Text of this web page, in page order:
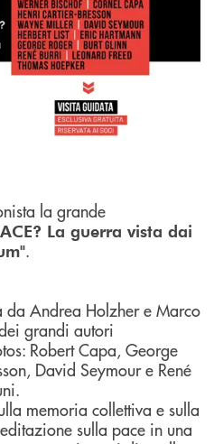
la grande
La guerra vista dai
.
da Andrea Holzher e Marco
grandi autori
Robert Capa, George
David Seymour e René
memoria collettiva e sulla
sulla pace in una